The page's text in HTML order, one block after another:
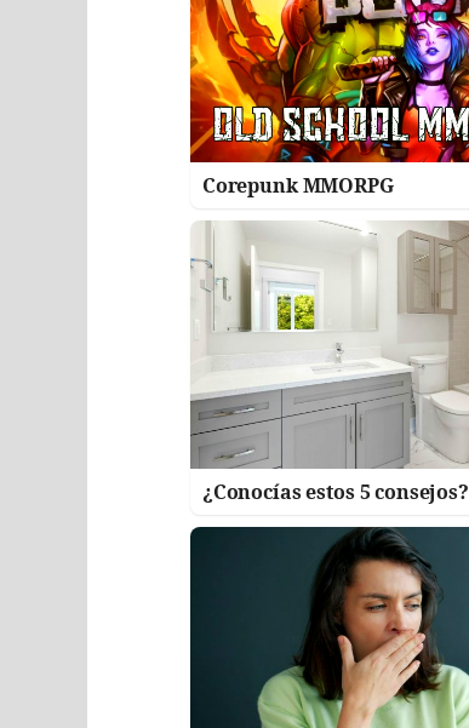
Corepunk MMORPG
¿Conocías estos 5 consejos?